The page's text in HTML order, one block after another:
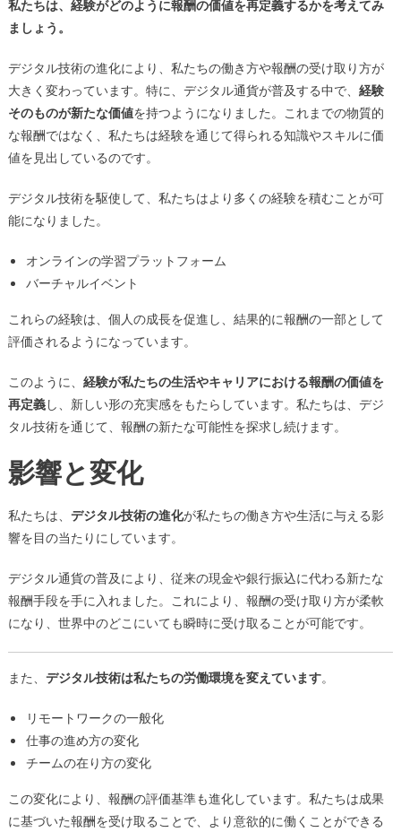
私たちは、経験がどのように報酬の価値を再定義するかを考えてみ
ましょう。
デジタル技術の進化により、私たちの働き方や報酬の受け取り方が
大きく変わっています。特に、デジタル通貨が普及する中で、 経験
そのものが新たな価値を持つようになりました。これまでの物質的
な報酬ではなく、私たちは経験を通じて得られる知識やスキルに価
値を見出しているのです。
デジタル技術を駆使して、私たちはより多くの経験を積むことが可
能になりました。
オンラインの学習プラットフォーム
バーチャルイベント
これらの経験は、個人の成長を促進し、結果的に報酬の一部として
評価されるようになっています。
このように、 経験が私たちの生活やキャリアにおける報酬の価値を
再定義し、新しい形の充実感をもたらしています。私たちは、デジ
タル技術を通じて、報酬の新たな可能性を探求し続けます。
影響と変化
私たちは、 デジタル技術の進化が私たちの働き方や生活に与える影
響を目の当たりにしています。
デジタル通貨の普及により、従来の現金や銀行振込に代わる新たな
報酬手段を手に入れました。これにより、報酬の受け取り方が柔軟
になり、世界中のどこにいても瞬時に受け取ることが可能です。
また、 デジタル技術は私たちの労働環境を変えています。
リモートワークの一般化
仕事の進め方の変化
チームの在り方の変化
この変化により、報酬の評価基準も進化しています。私たちは成果
に基づいた報酬を受け取ることで、より意欲的に働くことができる